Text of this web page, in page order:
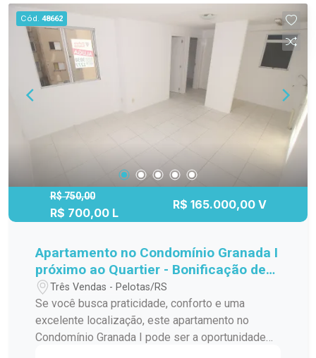
imóvel: 2 dormitórios; Sala de estar; Cozinha;
Banheiro; Lavanderia; Ambientes bem
distribuídos; Excelente iluminação e ventilação
natural; Água inclusa na taxa de condomínio.
Localizado no Parque Central, o imóvel está
próximo à Santa Casa, com fácil acesso ao
Centro, universidades, mercados, farmácias,
proporcionando praticidade e qualidade de vida.
Agende sua visita e venha conhecer este
excelente apartamento!
Cód. 48662
R$ 750,00
R$ 700,00 L
R$ 165.000,00 V
Apartamento no Condomínio Granada I
próximo ao Quartier - Bonificação de
R$50,00 nos seis primeiros meses de
contrato!
Três Vendas - Pelotas/RS
Se você busca praticidade, conforto e uma
excelente localização, este apartamento no
Condomínio Granada I pode ser a oportunidade